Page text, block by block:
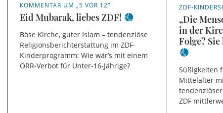
KOMMENTAR UM „5 VOR 12“
Eid Mubarak, liebes ZDF!
Böse Kirche, guter Islam – tendenziöse
Religionsberichterstattung im ZDF-
Kinderprogramm: Wie wär’s mit einem
ÖRR-Verbot für Unter-16-Jährige?
ZDF-
„Die
in der
Folge?
Süßigkeiten
Mittelalter
ZDF